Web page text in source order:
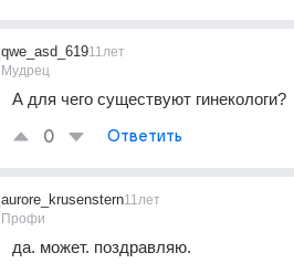
qwe_asd_619
Мудрец
11лет
А для чего существуют гинекологи?
0 Ответить
aurore_krusenstern
Профи
11лет
да. может. поздравляю.